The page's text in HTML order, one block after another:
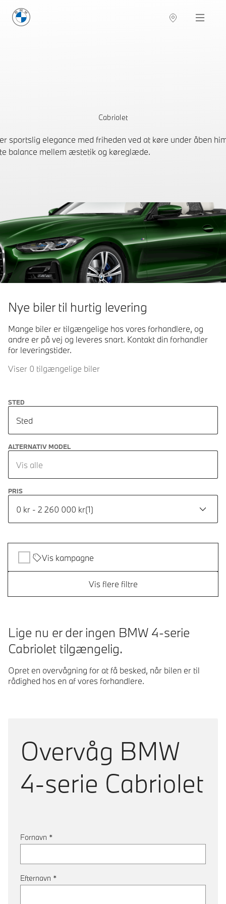
BMW Danmark Navigation
Cabriolet
sportslig elegance med friheden ved at køre under åben
balance mellem æstetik og køreglæde.
Nye biler til hurtig levering
Mange biler er tilgængelige hos vores forhandlere, og
andre er på vej og leveres snart. Kontakt din forhandler
for leveringstider.
Viser 0 tilgængelige biler
STED
Sted
ALTERNATIV MODEL
Vis alle
PRIS
0 kr - 2 260 000 kr(1)
Vis kampagne
Vis flere filtre
Lige nu er der ingen BMW 4-serie
Cabriolet tilgængelig.
Opret en overvågning for at få besked, når bilen er til
rådighed hos en af vores forhandlere.
Overvåg BMW
4-serie Cabriolet
Fornavn *
Efternavn *